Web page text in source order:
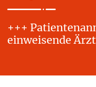
+++
einweisende